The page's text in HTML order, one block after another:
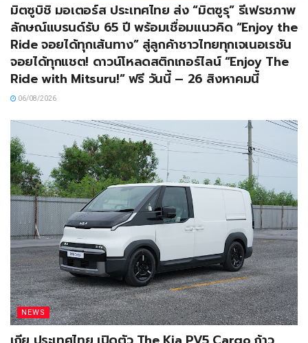
มิตซูบิชิ มอเตอร์ส ประเทศไทย ส่ง “มิตซูรุ” รีเฟรชภาพ
ลักษณ์แบรนด์รับ 65 ปี พร้อมเชื่อมแนวคิด “Enjoy the
Ride จอยได้ทุกเส้นทาง” สู่ลูกค้าชาวไทยทุกเจเนอเรชัน
จอยได้ทุกแชต! ดาวน์โหลดสติกเกอร์ไลน์ “Enjoy The
Ride with Mitsuru!” ฟรี วันนี้ – 26 สิงหาคมนี้
06/08/2026
NEWS